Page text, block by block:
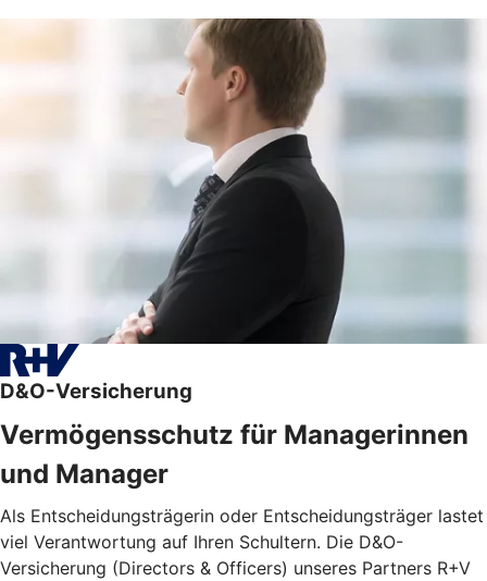
D&O-Versicherung
Vermögensschutz für Managerinnen
und Manager
Als Entscheidungsträgerin oder Entscheidungsträger lastet
viel Verantwortung auf Ihren Schultern. Die D&O-
Versicherung (Directors & Officers) unseres Partners R+V